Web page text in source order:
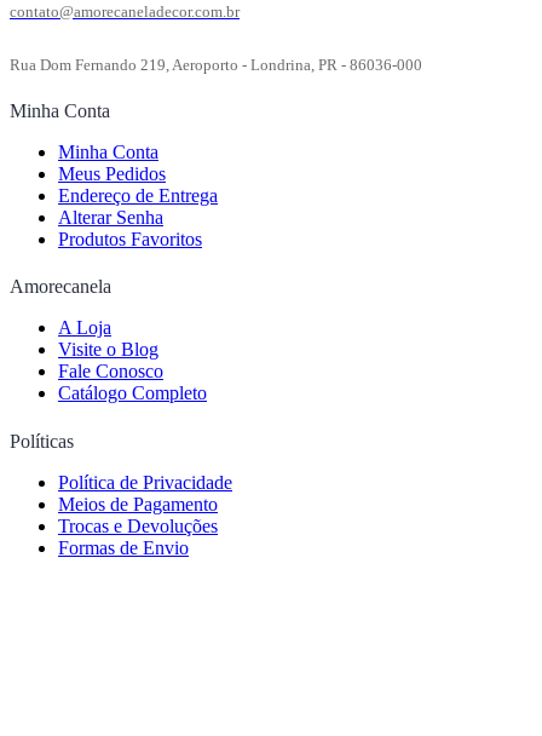
contato@amorecaneladecor.com.br
Rua Dom Fernando 219, Aeroporto - Londrina, PR - 86036-000
Minha Conta
Minha Conta
Meus Pedidos
Endereço de Entrega
Alterar Senha
Produtos Favoritos
Amorecanela
A Loja
Visite o Blog
Fale Conosco
Catálogo Completo
Políticas
Política de Privacidade
Meios de Pagamento
Trocas e Devoluções
Formas de Envio